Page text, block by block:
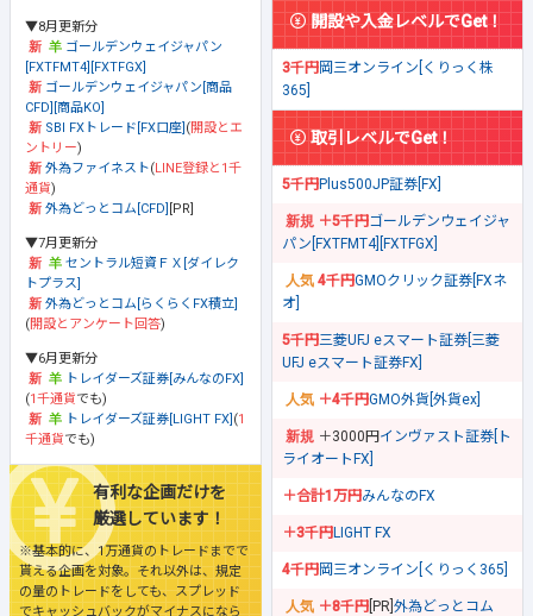
▼8月更新分
ゴールデンウェイジャパン
[FXTFMT4][FXTFGX]
ゴールデンウェイジャパン[商品
CFD][商品KO]
SBI FXトレード[FX口座] (開設とエ
ントリー)
外為ファイネスト(LINE登録と1千
通貨)
外為どっとコム[CFD] [PR]
▼7月更新分
セントラル短資ＦＸ[ダイレク
トプラス]
外為どっとコム[らくらくFX積立]
(開設とアンケート回答)
▼6月更新分
トレイダーズ証券[みんなのFX]
(1千通貨でも)
トレイダーズ証券[LIGHT FX] (1
千通貨でも)
有利な企画だけを
厳選しています！
※基本的に、1万通貨のトレードまでで
貰える企画を対象。それ以外は、規定
の量のトレードをしても、スプレッド
でキャッシュバックがマイナスになら
開設や入金レベルでGet！
3千円岡三オンライン[くりっく株
365]
取引レベルでGet！
5千円Plus500JP証券[FX]
＋5千円ゴールデンウェイジャ
パン[FXTFMT4][FXTFGX]
4千円GMOクリック証券[FXネ
オ]
5千円三菱UFJ eスマート証券[三菱
UFJ eスマート証券FX]
＋4千円GMO外貨[外貨ex]
＋3000円 インヴァスト証券[ト
ライオートFX]
＋合計1万円みんなのFX
＋3千円LIGHT FX
4千円岡三オンライン[くりっく365]
＋8千円 [PR] 外為どっとコム